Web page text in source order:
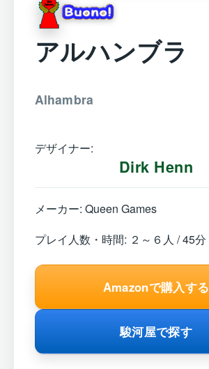
アルハンブラ
Alhambra
デザイナー:
Dirk Henn
メーカー: Queen Games
プレイ人数・時間: ２～６人 / 45分
Amazonで購入する
駿河屋で探す